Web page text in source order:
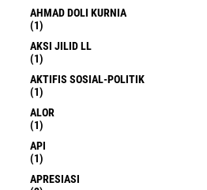
AHMAD DOLI KURNIA
(1)
AKSI JILID LL
(1)
AKTIFIS SOSIAL-POLITIK
(1)
ALOR
(1)
API
(1)
APRESIASI